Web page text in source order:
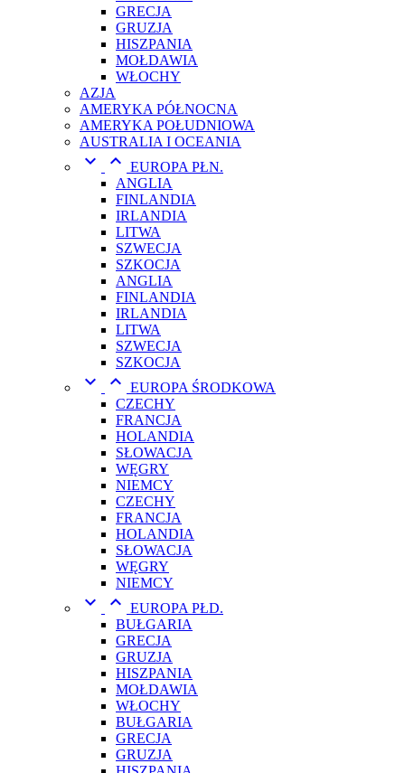
GRECJA
GRUZJA
HISZPANIA
MOŁDAWIA
WŁOCHY
AZJA
AMERYKA PÓŁNOCNA
AMERYKA POŁUDNIOWA
AUSTRALIA I OCEANIA
  EUROPA PŁN.
ANGLIA
FINLANDIA
IRLANDIA
LITWA
SZWECJA
SZKOCJA
ANGLIA
FINLANDIA
IRLANDIA
LITWA
SZWECJA
SZKOCJA
  EUROPA ŚRODKOWA
CZECHY
FRANCJA
HOLANDIA
SŁOWACJA
WĘGRY
NIEMCY
CZECHY
FRANCJA
HOLANDIA
SŁOWACJA
WĘGRY
NIEMCY
  EUROPA PŁD.
BUŁGARIA
GRECJA
GRUZJA
HISZPANIA
MOŁDAWIA
WŁOCHY
BUŁGARIA
GRECJA
GRUZJA